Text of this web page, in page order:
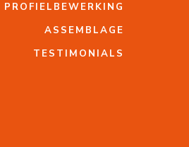
PROFIELBEWERKING
ASSEMBLAGE
TESTIMONIALS